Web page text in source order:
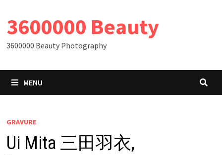
to
content
3600000 Beauty
3600000 Beauty Photography
MENU
GRAVURE
Ui Mita 三田羽衣,